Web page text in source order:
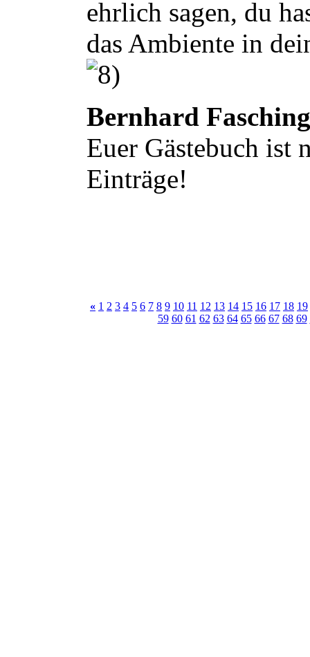
ehrlich sagen, du
das Ambiente in
Bernhard Fasching
Euer Gästebuch ist
Einträge!
« 1 2 3 4 5 6 7 8 9 10 11 12 13 14 15 16 17 18 19
59 60 61 62 63 64 65 66 67 68 69